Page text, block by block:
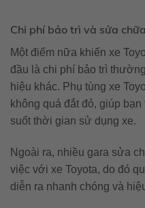
Chi phí bảo trì và sửa chữa
Một điểm nữa khiến xe
đầu là chi phí bảo trì
hiệu khác. Phụ tùng xe
không quá đắt đỏ, giúp
suốt thời gian sử dụng xe.
Ngoài ra, nhiều gara sửa
việc với xe Toyota, do đó
diễn ra nhanh chóng và